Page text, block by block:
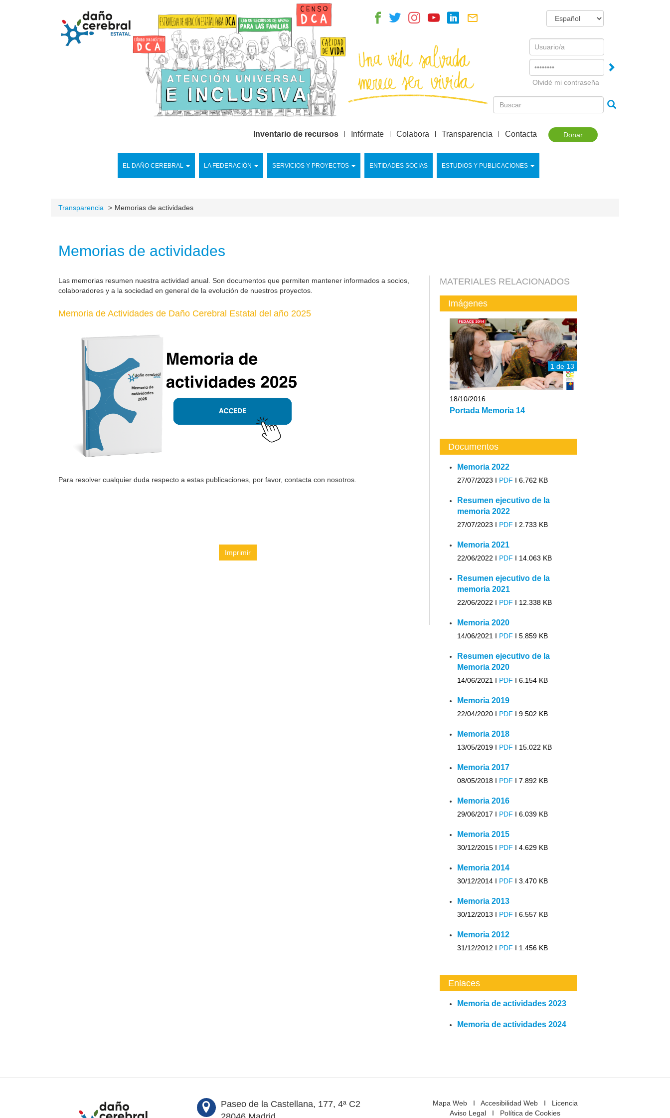
Username
Olvidé mi contraseña
Donar
EL DAÑO CEREBRAL LA FEDERACIÓN SERVICIOS Y PROYECTOS ENTIDADES SOCIAS ESTUDIOS Y PUBLICACIONES
Inventario de recursos Infórmate Colabora Transparencia Contacta
Transparencia Memorias de actividades
Memorias de actividades
Las memorias resumen nuestra actividad anual. Son documentos que permiten mantener informados a socios,
colaboradores y a la sociedad en general de la evolución de nuestros proyectos.
Memoria de Actividades de Daño Cerebral Estatal del año 2025
Para resolver cualquier duda respecto a estas publicaciones, por favor, contacta con nosotros.
Imprimir
MATERIALES RELACIONADOS
Imágenes
1 de 13
18/10/2016
Portada Memoria 14
Documentos
Memoria 2022
27/07/2023 I PDF I 6.762 KB
Resumen ejecutivo de la
memoria 2022
27/07/2023 I PDF I 2.733 KB
Memoria 2021
22/06/2022 I PDF I 14.063 KB
Resumen ejecutivo de la
memoria 2021
22/06/2022 I PDF I 12.338 KB
Memoria 2020
14/06/2021 I PDF I 5.859 KB
Resumen ejecutivo de la
Memoria 2020
14/06/2021 I PDF I 6.154 KB
Memoria 2019
22/04/2020 I PDF I 9.502 KB
Memoria 2018
13/05/2019 I PDF I 15.022 KB
Memoria 2017
08/05/2018 I PDF I 7.892 KB
Memoria 2016
29/06/2017 I PDF I 6.039 KB
Memoria 2015
30/12/2015 I PDF I 4.629 KB
Memoria 2014
30/12/2014 I PDF I 3.470 KB
Memoria 2013
30/12/2013 I PDF I 6.557 KB
Memoria 2012
31/12/2012 I PDF I 1.456 KB
Enlaces
Memoria de actividades 2023
Memoria de actividades 2024
Paseo de la Castellana, 177, 4ª C2
Mapa WebI Accesibilidad WebI Licencia
Aviso Legal I Política de Cookies